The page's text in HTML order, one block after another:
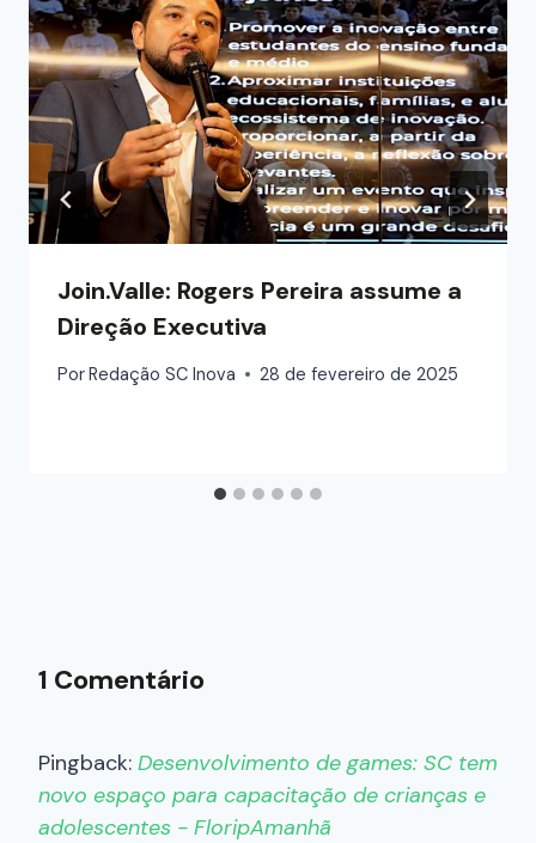
Join.Valle: Rogers Pereira assume a
Direção Executiva
PorRedação SC Inova 28 de fevereiro de 2025
1 Comentário
Pingback: Desenvolvimento de games: SC tem
novo espaço para capacitação de crianças e
adolescentes - FloripAmanhã